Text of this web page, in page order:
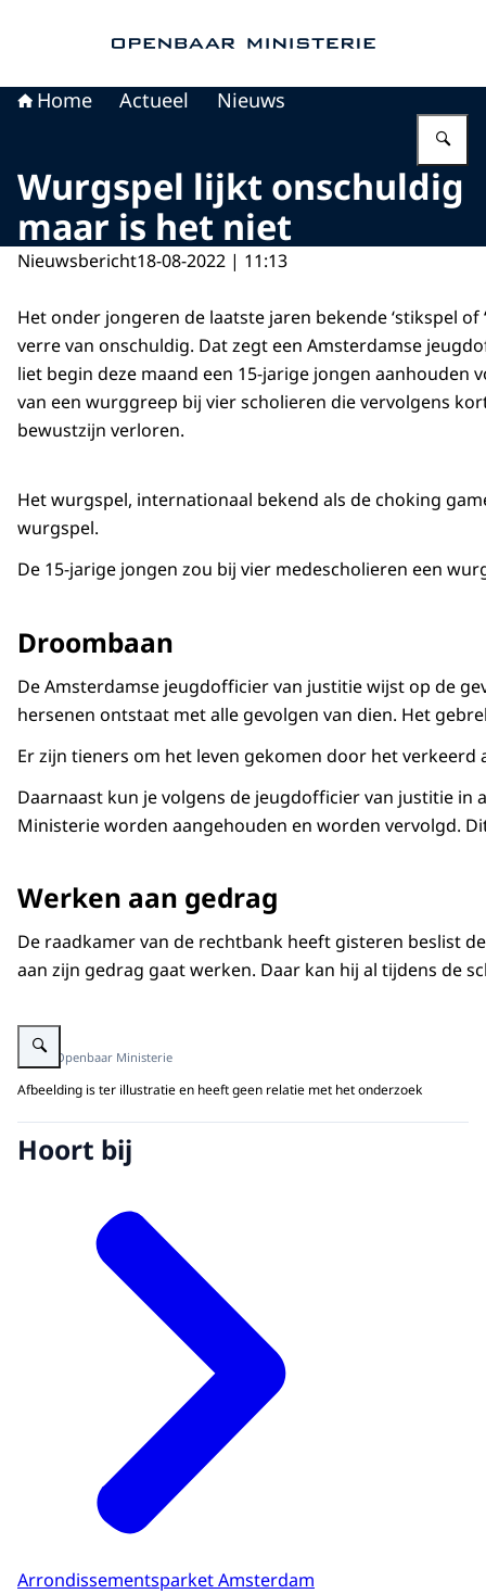
Home Actueel Nieuws
Wurgspel lijkt onschuldig
maar is het niet
Nieuwsbericht18-08-2022 | 11:13
Het onder jongeren de laatste jaren bekende ‘stikspel of
verre van onschuldig. Dat zegt een Amsterdamse
liet begin deze maand een 15-jarige jongen aanhouden
van een wurggreep bij vier scholieren die vervolgens
bewustzijn verloren.
Het wurgspel, internationaal bekend als de choking
wurgspel.
De 15-jarige jongen zou bij vier medescholieren een
Droombaan
De Amsterdamse jeugdofficier van justitie wijst op de
hersenen ontstaat met alle gevolgen van dien. Het
Er zijn tieners om het leven gekomen door het
Daarnaast kun je volgens de jeugdofficier van justitie
Ministerie worden aangehouden en worden vervolgd.
Werken aan gedrag
De raadkamer van de rechtbank heeft gisteren beslist
aan zijn gedrag gaat werken. Daar kan hij al tijdens de
Vergroot afbeelding choking-game
Beeld: Openbaar Ministerie
Afbeelding is ter illustratie en heeft geen relatie met het onderzoek
Hoort bij
Arrondissementsparket Amsterdam